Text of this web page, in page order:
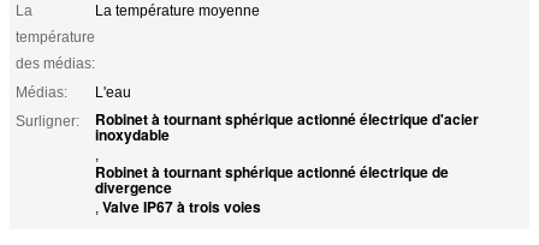
La
température
des médias:
La température moyenne
Médias:
L'eau
Surligner:
Robinet à tournant sphérique actionné électrique d'acier
inoxydable
,
Robinet à tournant sphérique actionné électrique de
divergence
, Valve IP67 à trois voies